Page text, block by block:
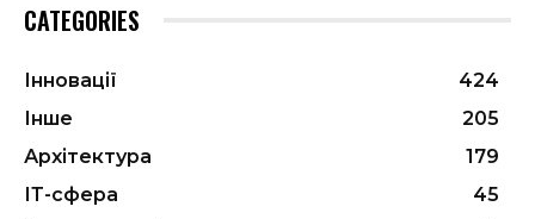
CATEGORIES
Інновації
424
Інше
205
Архітектура
179
ІТ-сфера
45